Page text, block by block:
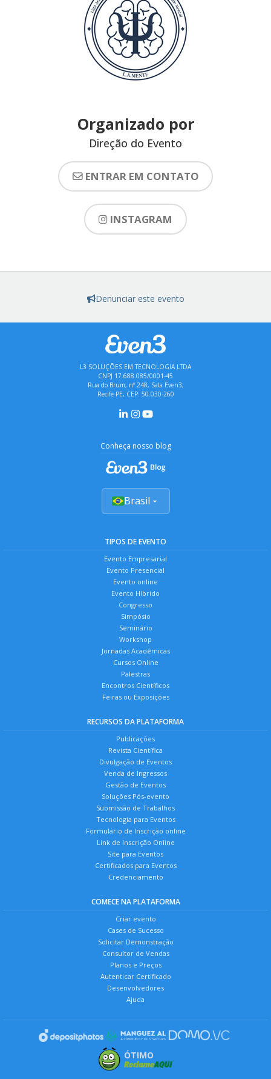
Organizado por
Direção do Evento
ENTRAR EM CONTATO
INSTAGRAM
Denunciar este evento
L3 SOLUÇÕES EM TECNOLOGIA LTDA
CNPJ 17.688.085/0001-45
Rua do Brum, nº 248, Sala Even3,
Recife-PE, CEP: 50.030-260
Conheça nosso blog
Brasil
TIPOS DE EVENTO
Evento Empresarial
Evento Presencial
Evento online
Evento Híbrido
Congresso
Simpósio
Seminário
Workshop
Jornadas Acadêmicas
Cursos Online
Palestras
Encontros Científicos
Feiras ou Exposições
RECURSOS DA PLATAFORMA
Publicações
Revista Científica
Divulgação de Eventos
Venda de Ingressos
Gestão de Eventos
Soluções Pós-evento
Submissão de Trabalhos
Tecnologia para Eventos
Formulário de Inscrição online
Link de Inscrição Online
Site para Eventos
Certificados para Eventos
Credenciamento
COMECE NA PLATAFORMA
Criar evento
Cases de Sucesso
Solicitar Demonstração
Consultor de Vendas
Planos e Preços
Autenticar Certificado
Desenvolvedores
Ajuda
ÓTIMO